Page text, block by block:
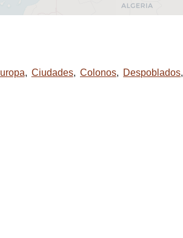
, Ciudades, Colonos, Despoblados,